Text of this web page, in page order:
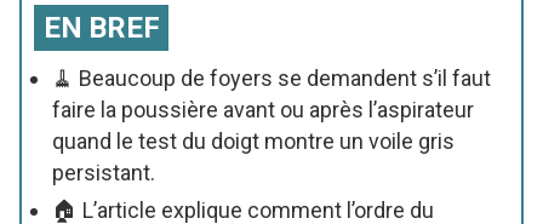
EN BREF
🧹 Beaucoup de foyers se demandent s’il faut
faire la poussière avant ou après l’aspirateur
quand le test du doigt montre un voile gris
persistant.
🏠 L’article explique comment l’ordre du